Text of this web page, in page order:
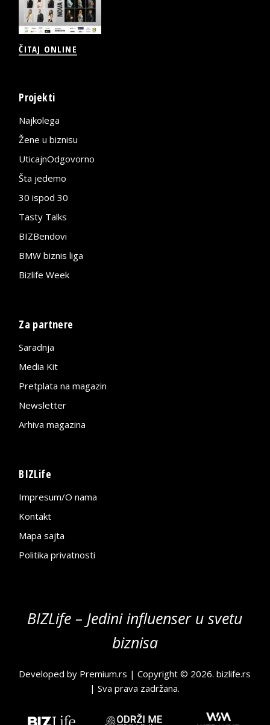
ČITAJ ONLINE
Projekti
Najkolega
Žene u biznisu
UticajnOdgovorno
Šta jedemo
30 ispod 30
Tasty Talks
BIZBendovi
BMW biznis liga
Bizlife Week
Za partnere
Saradnja
Media Kit
Pretplata na magazin
Newsletter
Arhiva magazina
BIZLife
Impresum/O nama
Kontakt
Mapa sajta
Politika privatnosti
BIZLife – Jedini influenser u svetu
biznisa
Developed by Premium.rs | Copyright © 2026.bizlife.rs
| Sva prava zadržana.